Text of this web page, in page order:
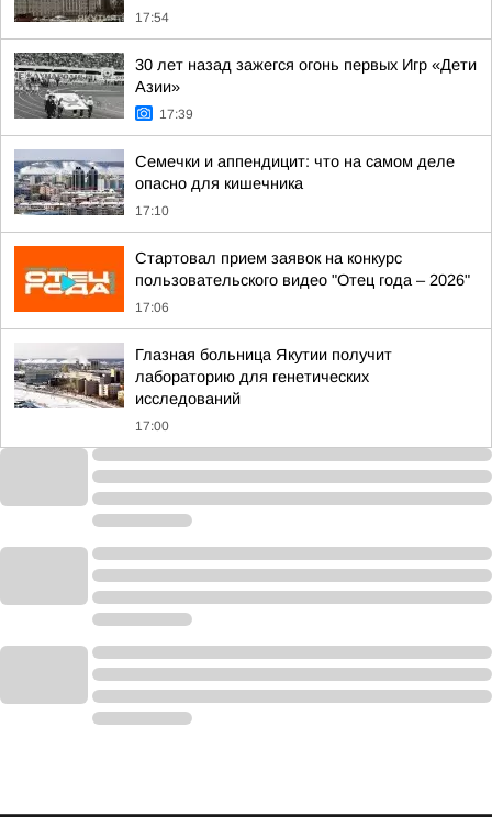
17:54
30 лет назад зажегся огонь первых Игр «Дети
Азии»
17:39
Семечки и аппендицит: что на самом деле
опасно для кишечника
17:10
Стартовал прием заявок на конкурс
пользовательского видео "Отец года – 2026"
17:06
Глазная больница Якутии получит
лабораторию для генетических
исследований
17:00